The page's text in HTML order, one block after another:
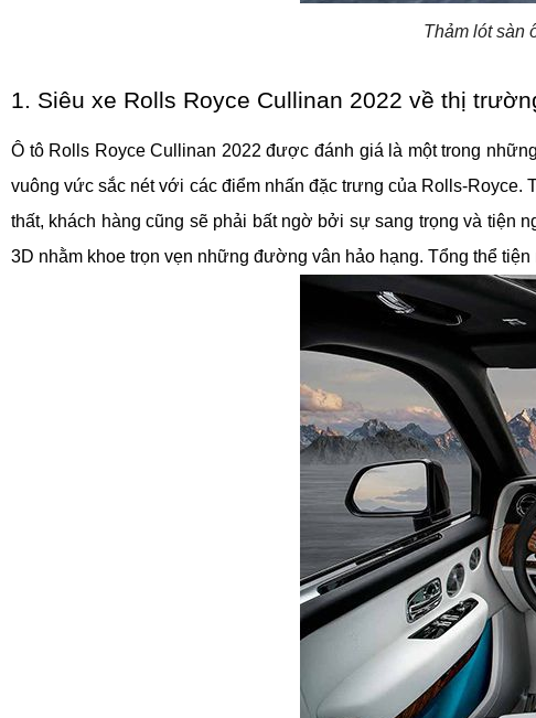
Thảm lót sàn
1. Siêu xe Rolls Royce Cullinan 2022 về thị
Ô tô Rolls Royce Cullinan 2022 được đánh giá là một trong
vuông vức sắc nét với các điểm nhấn đặc trưng của Rolls-Royce.
thất, khách hàng cũng sẽ phải bất ngờ bởi sự sang trọng và tiện
3D nhằm khoe trọn vẹn những đường vân hảo hạng. Tổng thể